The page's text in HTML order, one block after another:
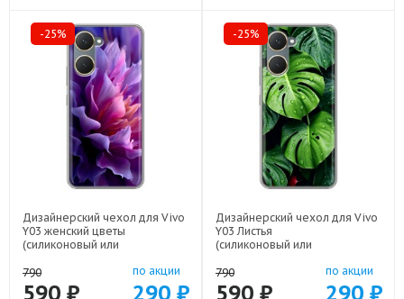
-25%
Дизайнерский чехол для Vivo
Y03 женский цветы
(силиконовый или
арт: 83104-22373
790
590 ₽
по акции
290 ₽
-25%
Дизайнерский чехол для Vivo
Y03 Листья
(силиконовый или
арт: 83104-22255
790
590 ₽
по акции
290 ₽